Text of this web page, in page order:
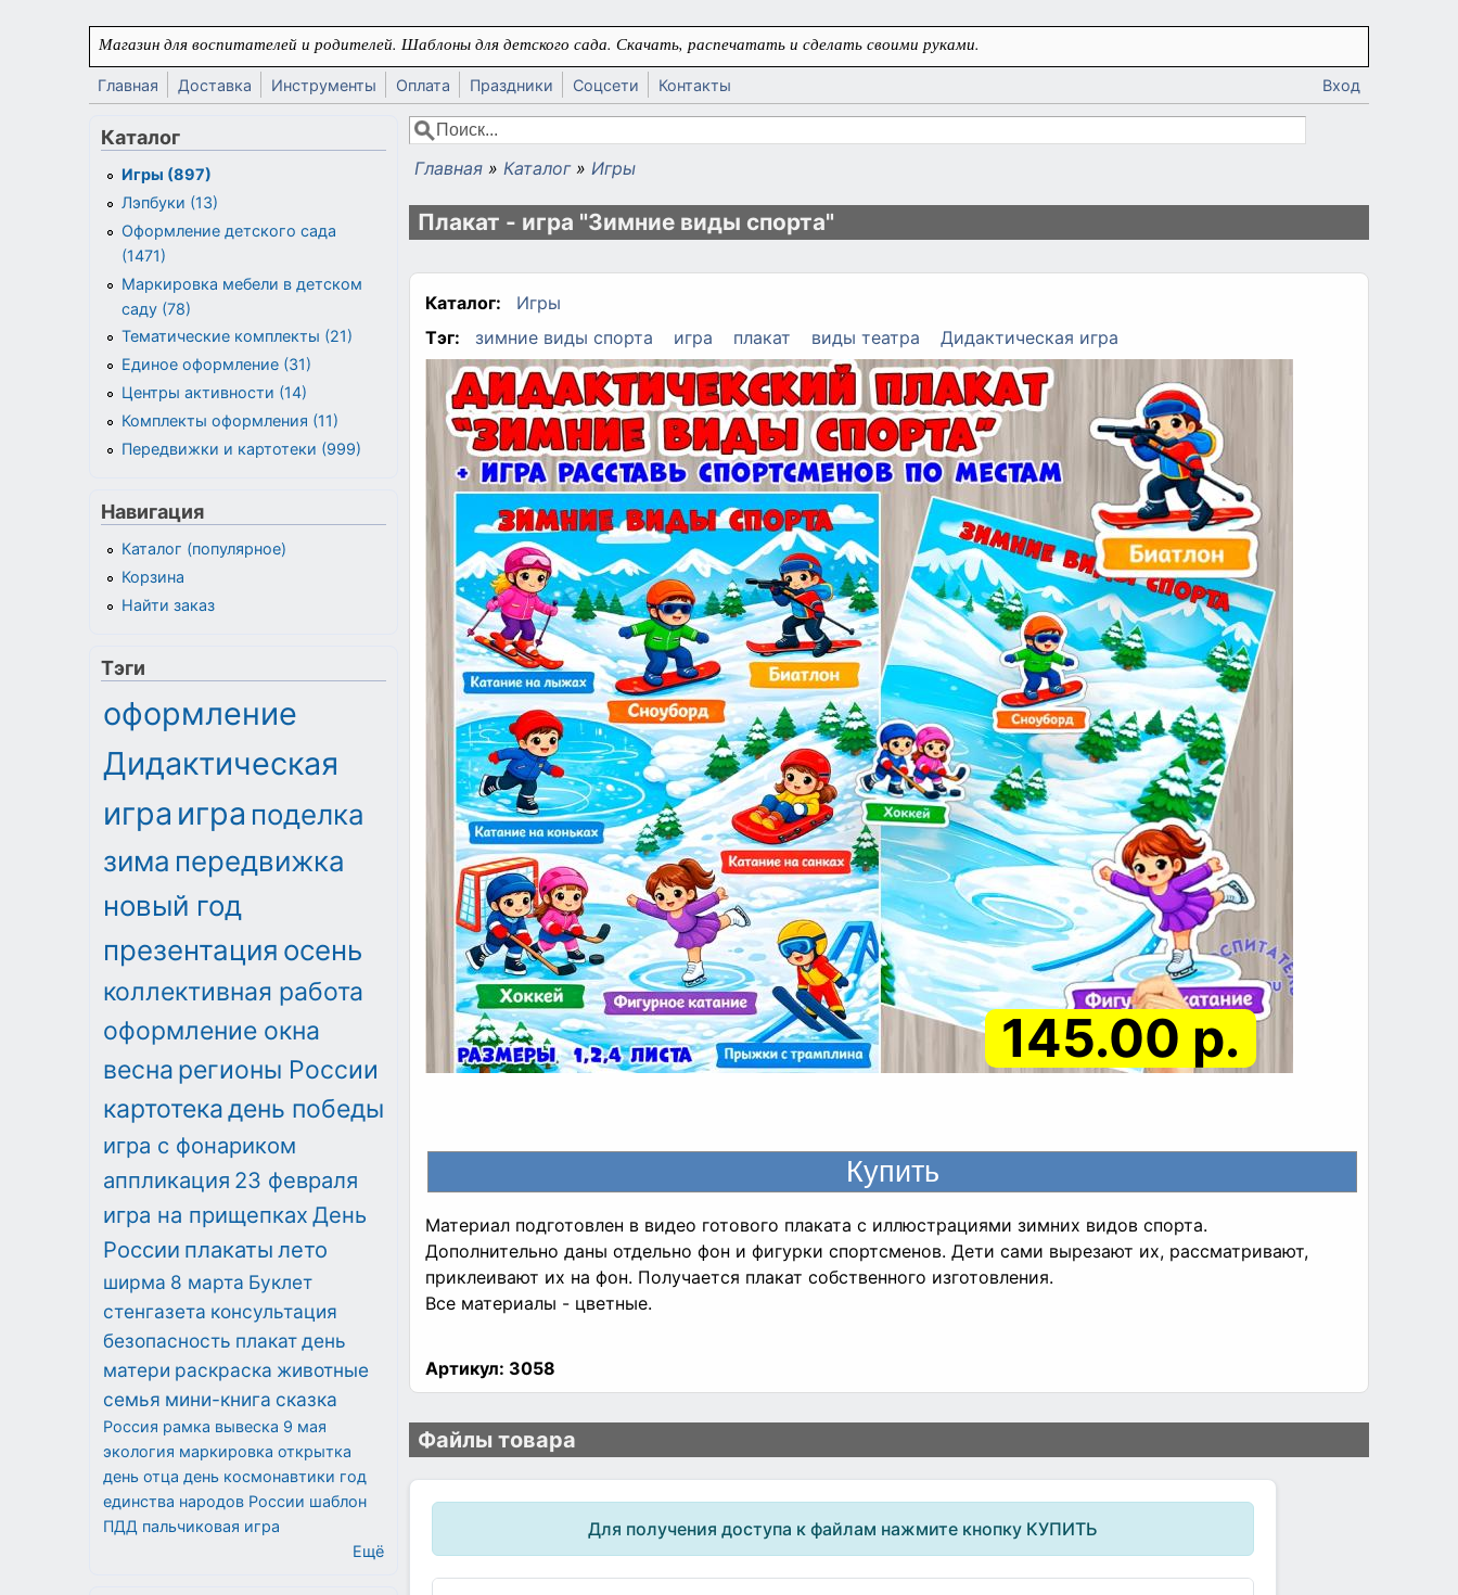
Перейти к основному содержанию
Магазин для воспитателей и родителей. Шаблоны для детского сада. Скачать, распечатать и сделать своими руками.
Главная Доставка Инструменты Оплата Праздники Соцсети Контакты Вход
Форма поиска
Поиск
Вы здесь
Главная » Каталог » Игры
Плакат - игра "Зимние виды спорта"
Каталог:
Игры
Тэг:
зимние виды спорта игра плакат виды театра Дидактическая игра
145.00 р.
Материал подготовлен в видео готового плаката с иллюстрациями зимних видов спорта.
Дополнительно даны отдельно фон и фигурки спортсменов. Дети сами вырезают их, рассматривают,
приклеивают их на фон. Получается плакат собственного изготовления.
Все материалы - цветные.
Артикул: 3058
Файлы товара
Для получения доступа к файлам нажмите кнопку КУПИТЬ
Каталог
Игры (897)
Лэпбуки (13)
Оформление детского сада
(1471)
Маркировка мебели в детском
саду (78)
Тематические комплекты (21)
Единое оформление (31)
Центры активности (14)
Комплекты оформления (11)
Передвижки и картотеки (999)
Навигация
Каталог (популярное)
Корзина
Найти заказ
Тэги
оформление
Дидактическая
игра игра поделка
зима передвижка
новый год
презентация осень
коллективная работа
оформление окна
весна регионы России
картотекадень победы
игра с фонариком
аппликация 23 февраля
игра на прищепках День
России плакаты лето
ширма 8 марта Буклет
стенгазета консультация
безопасность плакатдень
матери раскраска животные
семья мини-книга сказка
Россия рамка вывеска 9 мая
экология маркировка открытка
день отца день космонавтики год
единства народов России шаблон
ПДД пальчиковая игра
Ещё